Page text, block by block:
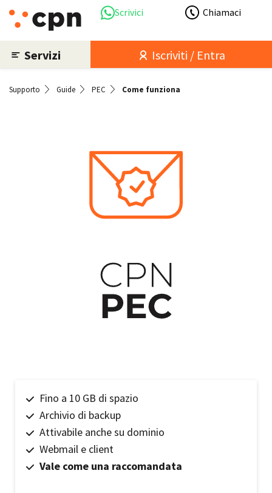
Scrivici Chiamaci
Servizi Iscriviti / Entra
Supporto Guide PEC Come funziona
Fino a 10 GB di spazio
Archivio di backup
Attivabile anche su dominio
Webmail e client
Vale come una raccomandata